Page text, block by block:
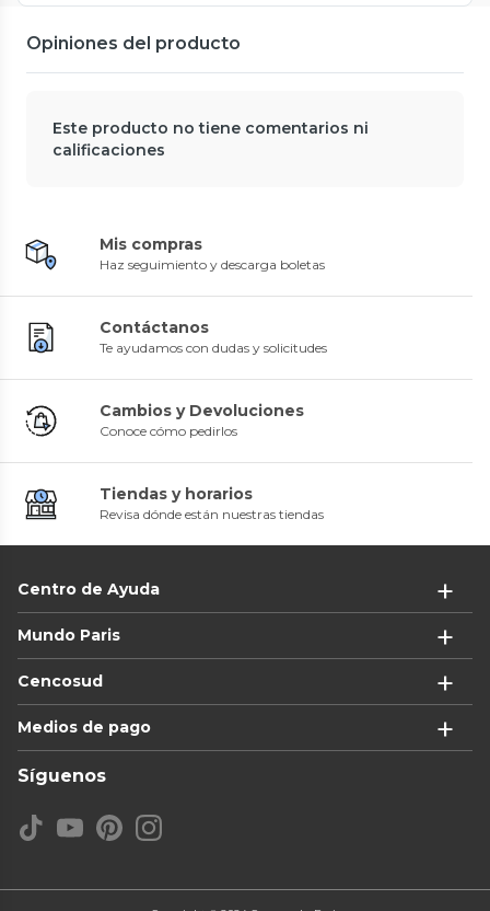
Opiniones del producto
Este producto no tiene comentarios ni
calificaciones
Mis compras
Haz seguimiento y descarga boletas
Contáctanos
Te ayudamos con dudas y solicitudes
Cambios y Devoluciones
Conoce cómo pedirlos
Tiendas y horarios
Revisa dónde están nuestras tiendas
Centro de Ayuda
Mundo Paris
Cencosud
Medios de pago
Síguenos